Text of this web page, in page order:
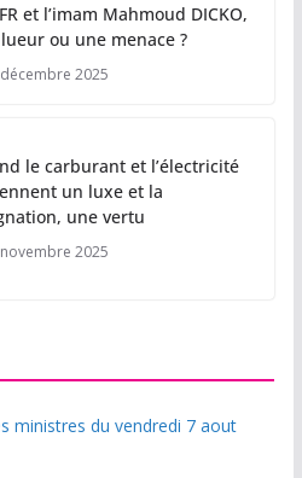
et l’imam Mahmoud DICKO,
ou une menace ?
2025
le carburant et l’électricité
un luxe et la
une vertu
2025
ministres du vendredi 7 aout